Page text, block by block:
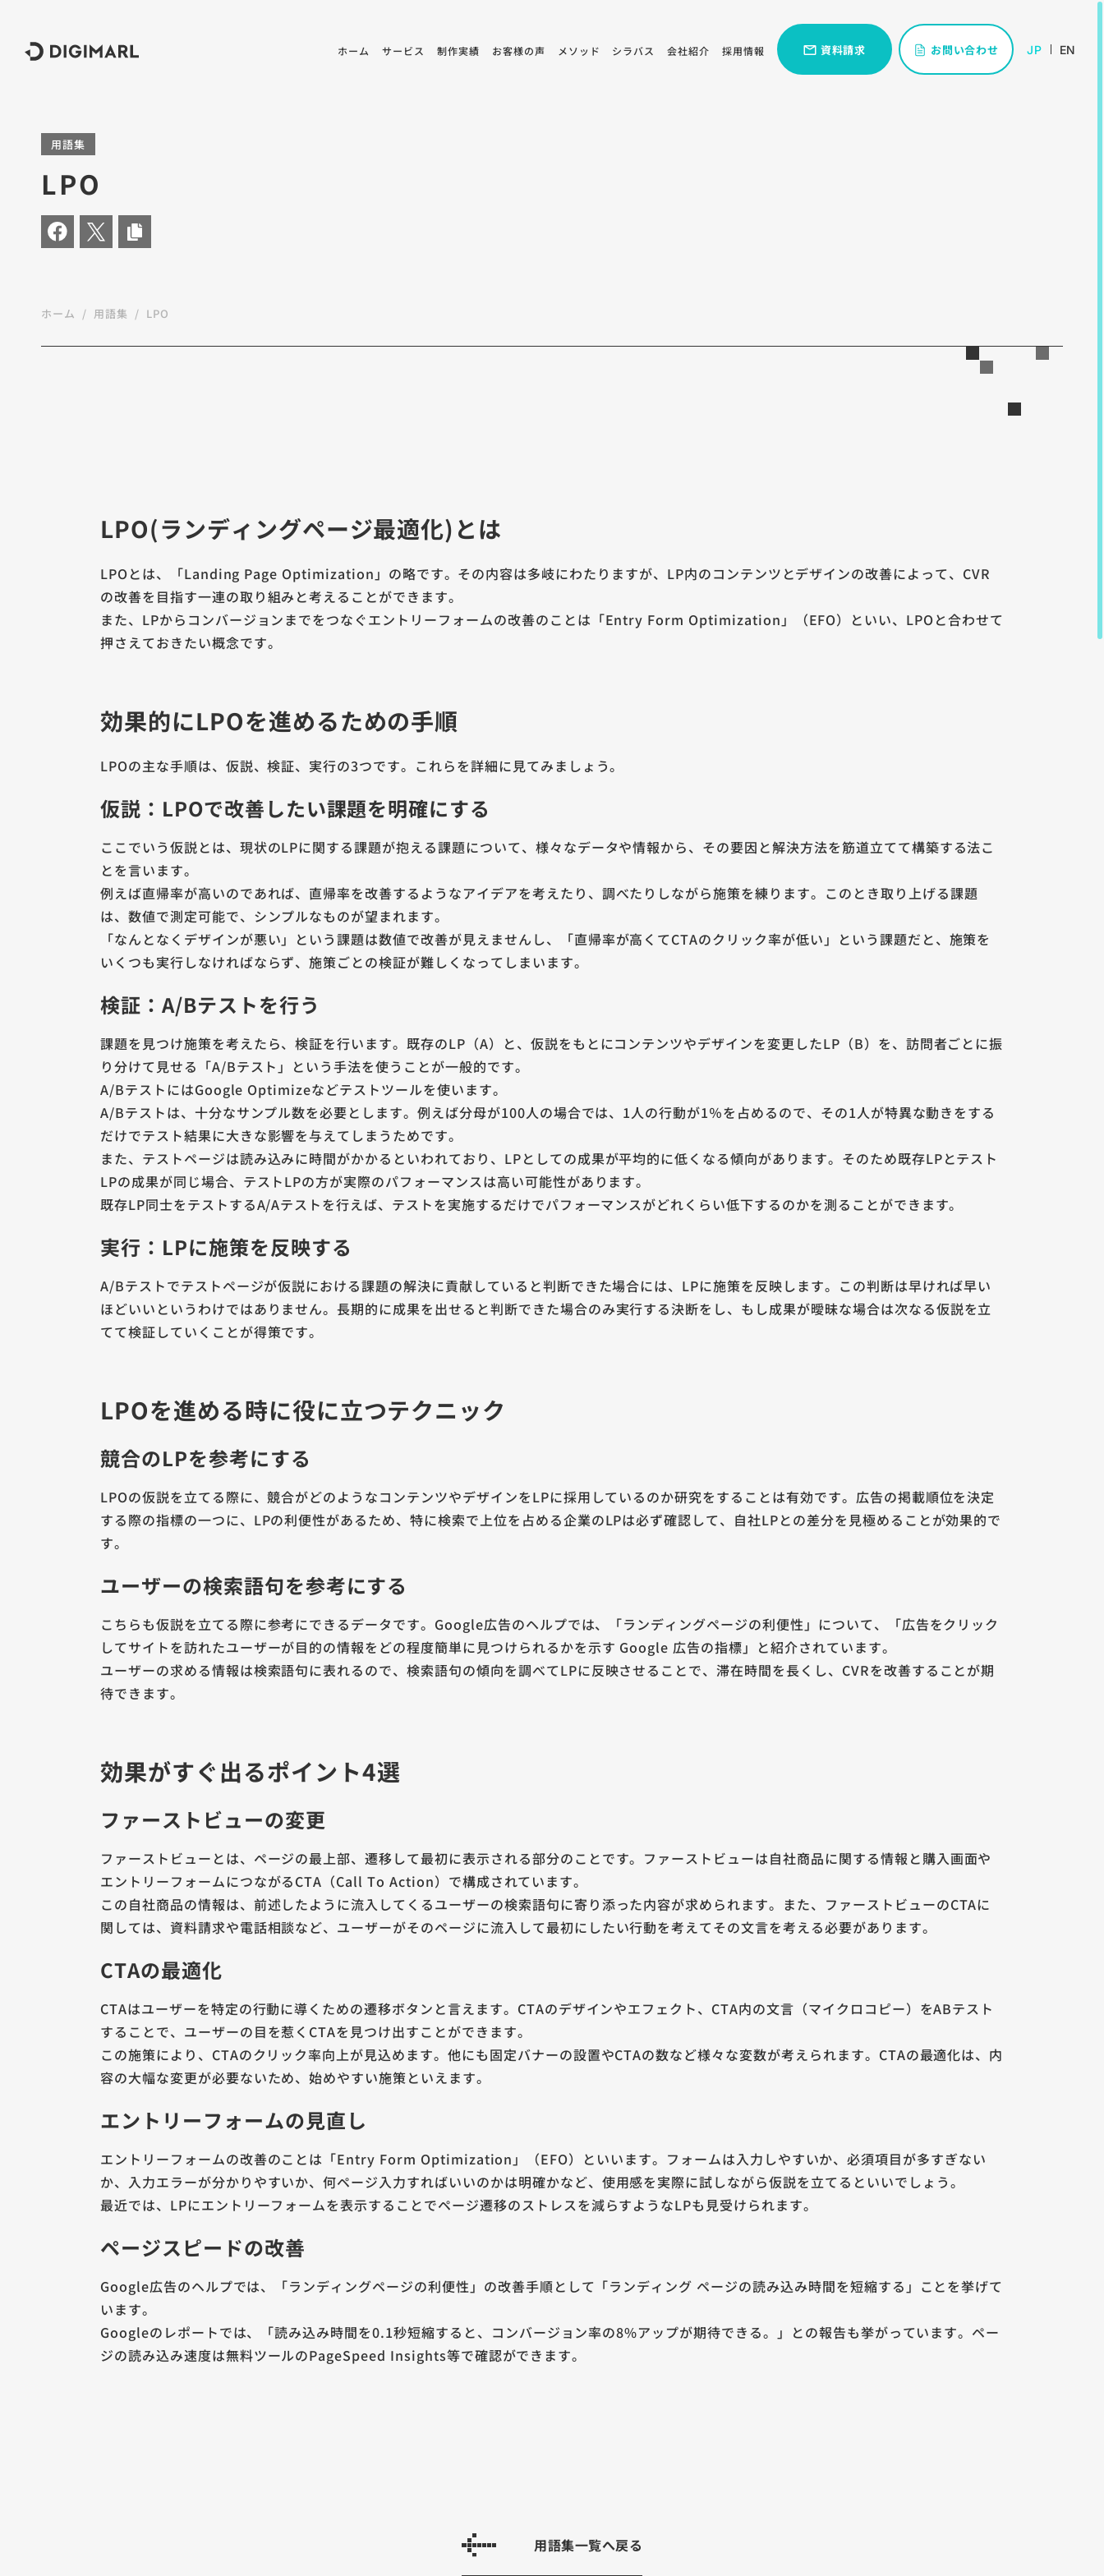
JP EN
資料請求 お問い合わせ
ホーム サービス 制作実績 お客様の声 メソッド シラバス 会社紹介 採用情報
用語集
LPO
ホーム 用語集 LPO
LPO(ランディングページ最適化)とは
LPOとは、「Landing Page Optimization」の略です。その内容は多岐にわたりますが、LP内のコンテンツとデザインの改善によって、CVR
の改善を目指す一連の取り組みと考えることができます。
また、LPからコンバージョンまでをつなぐエントリーフォームの改善のことは「Entry Form Optimization」（EFO）といい、LPOと合わせて
押さえておきたい概念です。
効果的にLPOを進めるための手順
LPOの主な手順は、仮説、検証、実行の3つです。これらを詳細に見てみましょう。
仮説：LPOで改善したい課題を明確にする
ここでいう仮説とは、現状のLPに関する課題が抱える課題について、様々なデータや情報から、その要因と解決方法を筋道立てて構築する法こ
とを言います。
例えば直帰率が高いのであれば、直帰率を改善するようなアイデアを考えたり、調べたりしながら施策を練ります。このとき取り上げる課題
は、数値で測定可能で、シンプルなものが望まれます。
「なんとなくデザインが悪い」という課題は数値で改善が見えませんし、「直帰率が高くてCTAのクリック率が低い」という課題だと、施策を
いくつも実行しなければならず、施策ごとの検証が難しくなってしまいます。
検証：A/Bテストを行う
課題を見つけ施策を考えたら、検証を行います。既存のLP（A）と、仮説をもとにコンテンツやデザインを変更したLP（B）を、訪問者ごとに振
り分けて見せる「A/Bテスト」という手法を使うことが一般的です。
A/BテストにはGoogle Optimizeなどテストツールを使います。
A/Bテストは、十分なサンプル数を必要とします。例えば分母が100人の場合では、1人の行動が1％を占めるので、その1人が特異な動きをする
だけでテスト結果に大きな影響を与えてしまうためです。
また、テストページは読み込みに時間がかかるといわれており、LPとしての成果が平均的に低くなる傾向があります。そのため既存LPとテスト
LPの成果が同じ場合、テストLPの方が実際のパフォーマンスは高い可能性があります。
既存LP同士をテストするA/Aテストを行えば、テストを実施するだけでパフォーマンスがどれくらい低下するのかを測ることができます。
実行：LPに施策を反映する
A/Bテストでテストページが仮説における課題の解決に貢献していると判断できた場合には、LPに施策を反映します。この判断は早ければ早い
ほどいいというわけではありません。長期的に成果を出せると判断できた場合のみ実行する決断をし、もし成果が曖昧な場合は次なる仮説を立
てて検証していくことが得策です。
LPOを進める時に役に立つテクニック
競合のLPを参考にする
LPOの仮説を立てる際に、競合がどのようなコンテンツやデザインをLPに採用しているのか研究をすることは有効です。広告の掲載順位を決定
する際の指標の一つに、LPの利便性があるため、特に検索で上位を占める企業のLPは必ず確認して、自社LPとの差分を見極めることが効果的で
す。
ユーザーの検索語句を参考にする
こちらも仮説を立てる際に参考にできるデータです。Google広告のヘルプでは、「ランディングページの利便性」について、「広告をクリック
してサイトを訪れたユーザーが目的の情報をどの程度簡単に見つけられるかを示す Google 広告の指標」と紹介されています。
ユーザーの求める情報は検索語句に表れるので、検索語句の傾向を調べてLPに反映させることで、滞在時間を長くし、CVRを改善することが期
待できます。
効果がすぐ出るポイント4選
ファーストビューの変更
ファーストビューとは、ページの最上部、遷移して最初に表示される部分のことです。ファーストビューは自社商品に関する情報と購入画面や
エントリーフォームにつながるCTA（Call To Action）で構成されています。
この自社商品の情報は、前述したように流入してくるユーザーの検索語句に寄り添った内容が求められます。また、ファーストビューのCTAに
関しては、資料請求や電話相談など、ユーザーがそのページに流入して最初にしたい行動を考えてその文言を考える必要があります。
CTAの最適化
CTAはユーザーを特定の行動に導くための遷移ボタンと言えます。CTAのデザインやエフェクト、CTA内の文言（マイクロコピー）をABテスト
することで、ユーザーの目を惹くCTAを見つけ出すことができます。
この施策により、CTAのクリック率向上が見込めます。他にも固定バナーの設置やCTAの数など様々な変数が考えられます。CTAの最適化は、内
容の大幅な変更が必要ないため、始めやすい施策といえます。
エントリーフォームの見直し
エントリーフォームの改善のことは「Entry Form Optimization」（EFO）といいます。フォームは入力しやすいか、必須項目が多すぎない
か、入力エラーが分かりやすいか、何ページ入力すればいいのかは明確かなど、使用感を実際に試しながら仮説を立てるといいでしょう。
最近では、LPにエントリーフォームを表示することでページ遷移のストレスを減らすようなLPも見受けられます。
ページスピードの改善
Google広告のヘルプでは、「ランディングページの利便性」の改善手順として「ランディング ページの読み込み時間を短縮する」ことを挙げて
います。
Googleのレポートでは、「読み込み時間を0.1秒短縮すると、コンバージョン率の8%アップが期待できる。」との報告も挙がっています。ペー
ジの読み込み速度は無料ツールのPageSpeed Insights等で確認ができます。
用語集一覧へ戻る